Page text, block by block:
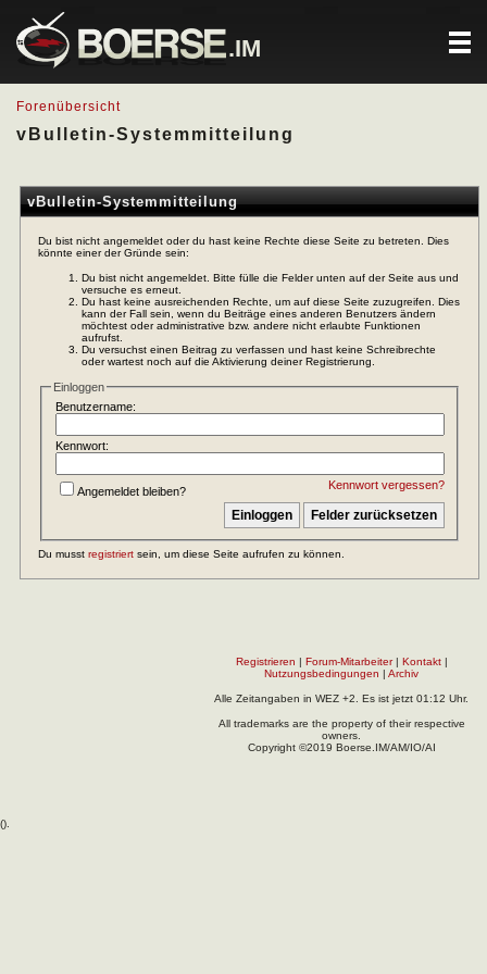
.IM
Forenübersicht
vBulletin-Systemmitteilung
vBulletin-Systemmitteilung
Du bist nicht angemeldet oder du hast keine Rechte diese Seite zu betreten. Dies
könnte einer der Gründe sein:
Du bist nicht angemeldet. Bitte fülle die Felder unten auf der Seite aus und
versuche es erneut.
Du hast keine ausreichenden Rechte, um auf diese Seite zuzugreifen. Dies
kann der Fall sein, wenn du Beiträge eines anderen Benutzers ändern
möchtest oder administrative bzw. andere nicht erlaubte Funktionen
aufrufst.
Du versuchst einen Beitrag zu verfassen und hast keine Schreibrechte
oder wartest noch auf die Aktivierung deiner Registrierung.
Einloggen
Benutzername:
Kennwort:
Kennwort vergessen?
Angemeldet bleiben?
Du musst registriert sein, um diese Seite aufrufen zu können.
Registrieren | Forum-Mitarbeiter| Kontakt|
Nutzungsbedingungen | Archiv
Alle Zeitangaben in WEZ +2. Es ist jetzt 01:12 Uhr.
All trademarks are the property of their respective
owners.
Copyright ©2019 Boerse.IM/AM/IO/AI
().